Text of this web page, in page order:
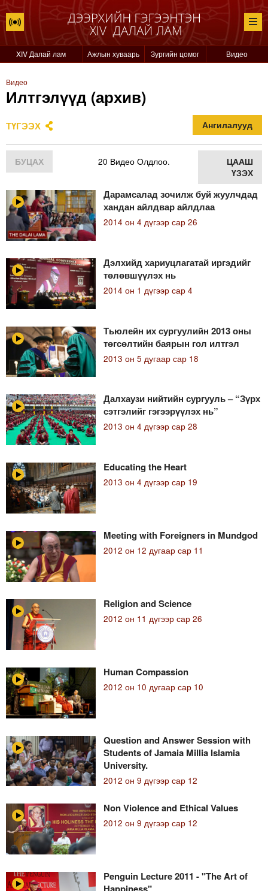
XIV Далай лам Ажлын хуваарь Зургийн цомог Видео
Видео
Илтгэлүүд (архив)
ТҮГЭЭХ Ангилалууд
БУЦАХ 20 Видео Олдлоо.
ЦААШ
ҮЗЭХ
Дарамсалад зочилж буй жуулчдад
хандан айлдвар айлдлаа
2014 он 4 дүгээр сар 26
Дэлхийд хариуцлагатай иргэдийг
төлөвшүүлэх нь
2014 он 1 дүгээр сар 4
Тьюлейн их сургуулийн 2013 оны
төгсөлтийн баярын гол илтгэл
2013 он 5 дугаар сар 18
Далхаузи нийтийн сургууль – “Зүрх
сэтгэлийг гэгээрүүлэх нь”
2013 он 4 дүгээр сар 28
Educating the Heart
2013 он 4 дүгээр сар 19
Meeting with Foreigners in Mundgod
2012 он 12 дугаар сар 11
Religion and Science
2012 он 11 дүгээр сар 26
Human Compassion
2012 он 10 дугаар сар 10
Question and Answer Session with
Students of Jamaia Millia Islamia
University.
2012 он 9 дүгээр сар 12
Non Violence and Ethical Values
2012 он 9 дүгээр сар 12
Penguin Lecture 2011 - "The Art of